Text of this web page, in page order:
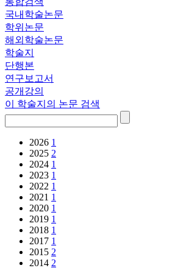
국내학술논문
학위논문
해외학술논문
학술지
단행본
연구보고서
공개강의
이 학술지의 논문 검색
2026 1
2025 2
2024 1
2023 1
2022 1
2021 1
2020 1
2019 1
2018 1
2017 1
2015 2
2014 2